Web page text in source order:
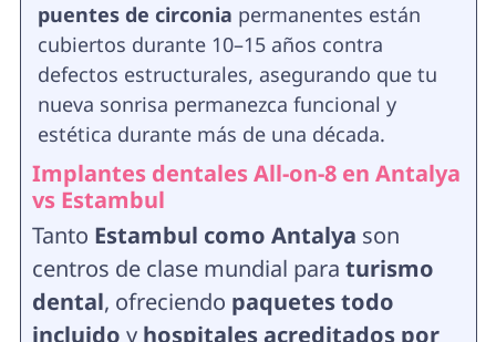
puentes de circonia permanentes están
cubiertos durante 10–15 años contra
defectos estructurales, asegurando que tu
nueva sonrisa permanezca funcional y
estética durante más de una década.
Implantes dentales All-on-8 en Antalya
vs Estambul
Tanto Estambul como Antalya son
centros de clase mundial para turismo
dental, ofreciendo paquetes todo
incluido y hospitales acreditados por